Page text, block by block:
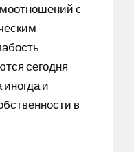
с
сегодня
и
в